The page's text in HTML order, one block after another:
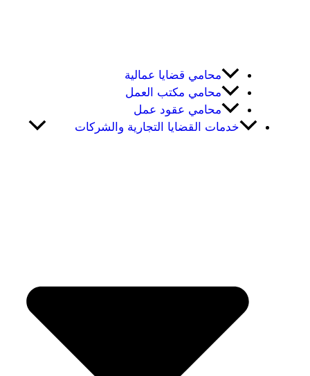
محامي قضايا عمالية
محامي مكتب العمل
محامي عقود عمل
خدمات القضايا التجارية والشركات